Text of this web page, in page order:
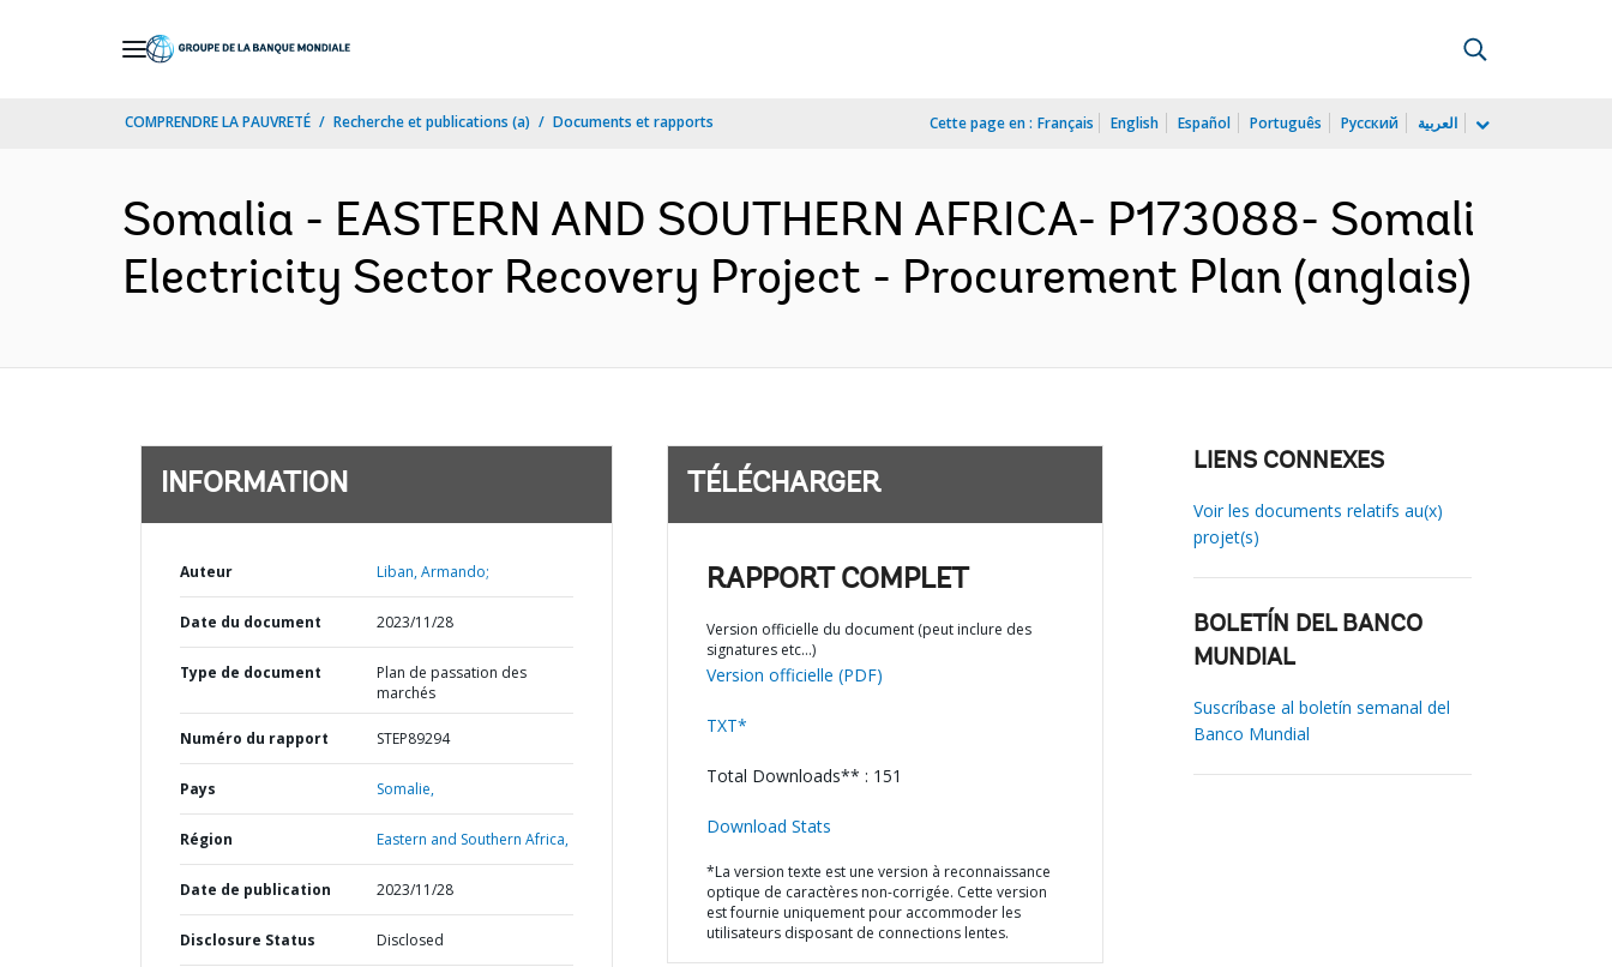
COMPRENDRE LA PAUVRETÉ Recherche et publications (a) Documents et rapports Cette page en : Français English Español Português Русский العربية
Somalia - EASTERN AND SOUTHERN AFRICA- P173088- Somali
Electricity Sector Recovery Project - Procurement Plan (anglais)
INFORMATION
Auteur Liban, Armando;
Date du document 2023/11/28
Type de document
Plan de passation des
marchés
Numéro du rapport STEP89294
Pays Somalie,
Région Eastern and Southern Africa,
Date de publication 2023/11/28
Disclosure Status Disclosed
TÉLÉCHARGER
RAPPORT COMPLET
Version officielle du document (peut inclure des
signatures etc…)
Version officielle (PDF)
TXT*
Total Downloads** : 151
Download Stats
*La version texte est une version à reconnaissance
optique de caractères non-corrigée. Cette version
est fournie uniquement pour accommoder les
utilisateurs disposant de connections lentes.
LIENS CONNEXES
Voir les documents relatifs au(x)
projet(s)
BOLETÍN DEL BANCO
MUNDIAL
Suscríbase al boletín semanal del
Banco Mundial